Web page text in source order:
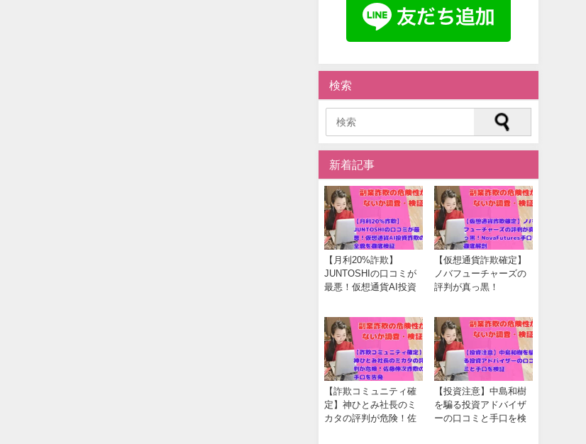
検索
新着記事
【月利20%詐欺】
JUNTOSHIの口コミが
最悪！仮想通貨AI投資
【仮想通貨詐欺確定】
ノバフューチャーズの
評判が真っ黒！
【詐欺コミュニティ確
定】神ひとみ社長のミ
カタの評判が危険！佐
【投資注意】中島和樹
を騙る投資アドバイザ
ーの口コミと手口を検